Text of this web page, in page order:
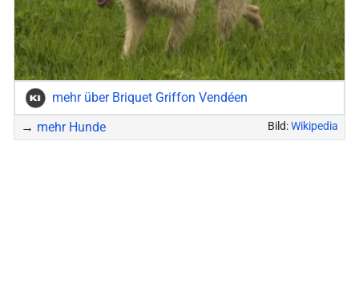
mehr über Briquet Griffon Vendéen
→ mehr Hunde Bild:Wikipedia